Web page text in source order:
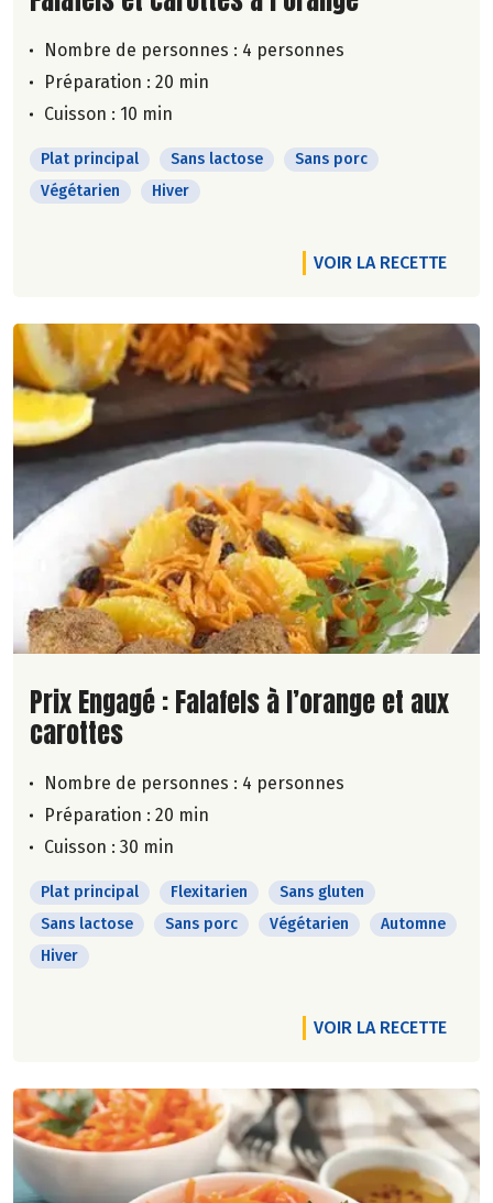
Nombre de personnes : 4 personnes
Préparation : 20 min
Cuisson : 10 min
Plat principal Sans lactose
Sans porc
Végétarien
Hiver
VOIR LA RECETTE
Lire la suite de la recette
Prix Engagé : Falafels à l’orange et aux
carottes
Nombre de personnes : 4 personnes
Préparation : 20 min
Cuisson : 30 min
Plat principal Flexitarien
Sans gluten
Sans lactose
Sans porc Végétarien
Automne
Hiver
VOIR LA RECETTE